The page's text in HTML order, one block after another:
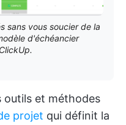
sans vous soucier de la
d'échéancier
outils et méthodes
projet qui définit la